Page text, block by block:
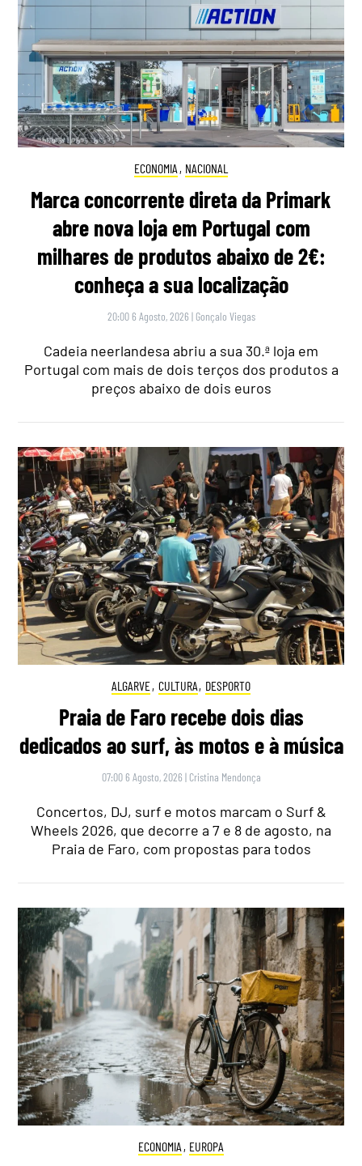
ECONOMIA , NACIONAL
Marca concorrente direta da Primark
abre nova loja em Portugal com
milhares de produtos abaixo de 2€:
conheça a sua localização
20:00 6 Agosto, 2026 | Gonçalo Viegas
Cadeia neerlandesa abriu a sua 30.ª loja em
Portugal com mais de dois terços dos produtos a
preços abaixo de dois euros
ALGARVE, CULTURA, DESPORTO
Praia de Faro recebe dois dias
dedicados ao surf, às motos e à música
07:00 6 Agosto, 2026 | Cristina Mendonça
Concertos, DJ, surf e motos marcam o Surf &
Wheels 2026, que decorre a 7 e 8 de agosto, na
Praia de Faro, com propostas para todos
ECONOMIA , EUROPA